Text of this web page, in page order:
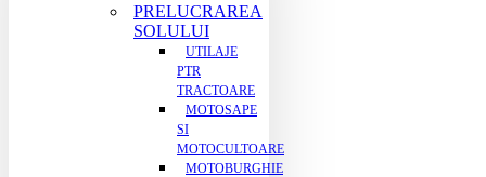
PRELUCRAREA
SOLULUI
UTILAJE
PTR
TRACTOARE
MOTOSAPE
SI
MOTOCULTOARE
MOTOBURGHIE